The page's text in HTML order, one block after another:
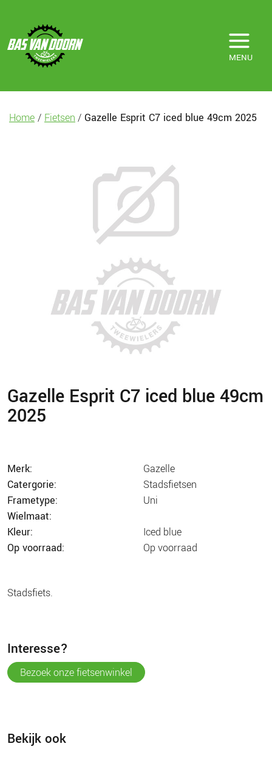
MENU
Home / Fietsen / Gazelle Esprit C7 iced blue 49cm 2025
Gazelle Esprit C7 iced blue 49cm
2025
merk:
gazelle
catergorie:
stadsfietsen
frametype:
uni
wielmaat:
kleur:
iced blue
op voorraad:
op voorraad
stadsfiets.
interesse?
bezoek onze fietsenwinkel
Bekijk ook